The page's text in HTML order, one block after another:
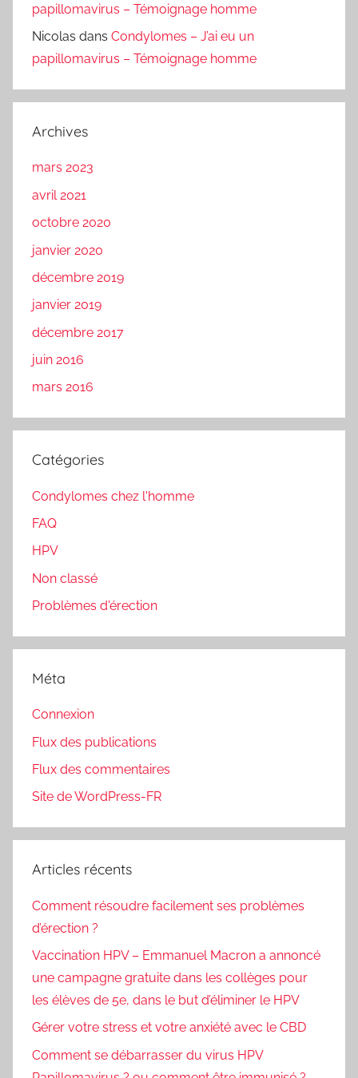
papillomavirus – Témoignage homme
Nicolas dans Condylomes – J’ai eu un
papillomavirus – Témoignage homme
Archives
mars 2023
avril 2021
octobre 2020
janvier 2020
décembre 2019
janvier 2019
décembre 2017
juin 2016
mars 2016
Catégories
Condylomes chez l'homme
FAQ
HPV
Non classé
Problèmes d'érection
Méta
Connexion
Flux des publications
Flux des commentaires
Site de WordPress-FR
Articles récents
Comment résoudre facilement ses problèmes
d’érection ?
Vaccination HPV – Emmanuel Macron a annoncé
une campagne gratuite dans les collèges pour
les élèves de 5e, dans le but d’éliminer le HPV
Gérer votre stress et votre anxiété avec le CBD
Comment se débarrasser du virus HPV